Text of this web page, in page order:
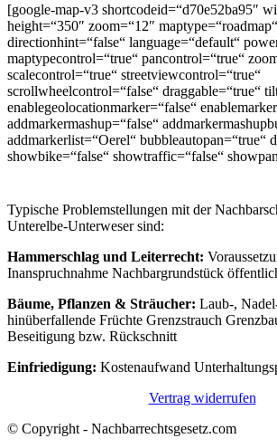
[google-map-v3 shortcodeid=“d70e52ba95″
height=“350″ zoom=“12″
directionhint=“false“ language=“default“
maptypecontrol=“true“ pancontrol=“true“
scalecontrol=“true“ streetviewcontrol=“true“
scrollwheelcontrol=“false“ draggable=“true“
enablegeolocationmarker=“false“
addmarkermashup=“false“
addmarkerlist=“Oerel“ bubbleautopan=“true“
showbike=“false“ showtraffic=“false“
Typische Problemstellungen mit der
Unterelbe-Unterweser sind:
Hammerschlag und Leiterrecht:
Inanspruchnahme Nachbargrundstück
Bäume, Pflanzen & Sträucher: Laub-,
hinüberfallende Früchte Grenzstrauch
Beseitigung bzw. Rückschnitt
Einfriedigung: Kostenaufwand
Vertrag widerrufen
© Copyright - Nachbarrechtsgesetz.com